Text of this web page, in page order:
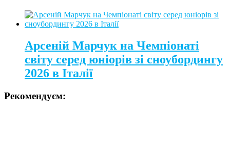
Арсеній Марчук на Чемпіонаті
світу серед юніорів зі сноубордингу
2026 в Італії
Рекомендуєм: